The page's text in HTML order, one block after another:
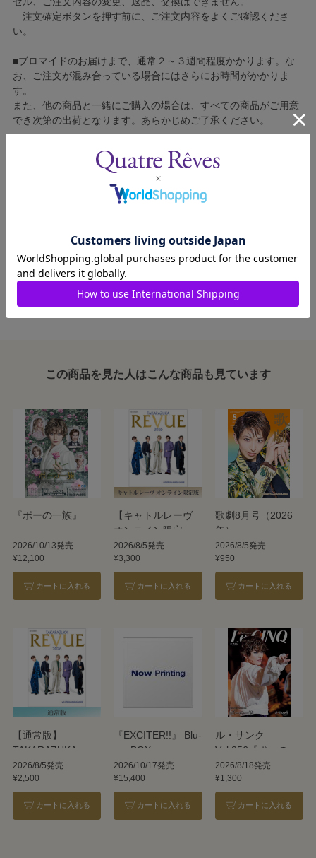
注文確定ボタンを押す前に、ご注文内容をよくご確認くださ
い。
■ブロマイドのお届けまで、通常２～３週間程度かかります。な
お、ご注文が混み合っている場合にはさらにお時間がかかりま
す。
また、他の商品と一緒にご購入の場合は、すべての商品がご用意
でき次第の出荷となります。あらかじめご了承ください。
■コンビニ決済をご利用の場合はご入金確認後の製造となりま
■ブロマイドの個包装はしておりません。
■ブロマイドに不良がございましたら、良品と交換いたしますの
で、お手数ですが弊社カスタマーセンターへご連絡ください。
2003455-005
この商品を見た人はこんな商品も見ています
『ポーの一族』
2026/10/13発売
¥12,100
カートに入れる
【キャトルレーヴ
オンライン限定
版】TAKARAZUKA
REVUE 2026
2026/8/5発売
¥3,300
カートに入れる
歌劇8月号（2026
年）
2026/8/5発売
¥950
カートに入れる
【通常版】
TAKARAZUKA
REVUE 2026
2026/8/5発売
¥2,500
カートに入れる
『EXCITER!!』 Blu-
ray BOX
2026/10/17発売
¥15,400
カートに入れる
ル・サンク
Vol.256『ポーの一
族』＜雪組＞
2026/8/18発売
¥1,300
カートに入れる